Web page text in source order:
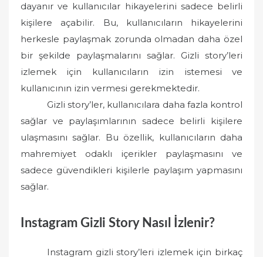
dayanır ve kullanıcılar hikayelerini sadece belirli
kişilere açabilir. Bu, kullanıcıların hikayelerini
herkesle paylaşmak zorunda olmadan daha özel
bir şekilde paylaşmalarını sağlar. Gizli story’leri
izlemek için kullanıcıların izin istemesi ve
kullanıcının izin vermesi gerekmektedir.
Gizli story’ler, kullanıcılara daha fazla kontrol
sağlar ve paylaşımlarının sadece belirli kişilere
ulaşmasını sağlar. Bu özellik, kullanıcıların daha
mahremiyet odaklı içerikler paylaşmasını ve
sadece güvendikleri kişilerle paylaşım yapmasını
sağlar.
Instagram Gizli Story Nasıl İzlenir?
Instagram gizli story’leri izlemek için birkaç